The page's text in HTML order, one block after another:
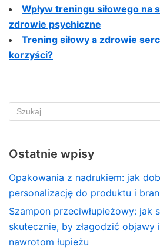
Wpływ treningu siłowego na
zdrowie psychiczne
Trening siłowy a zdrowie
korzyści?
Ostatnie wpisy
Opakowania z nadrukiem: jak
personalizację do produktu i
Szampon przeciwłupieżowy: jak
skutecznie, by złagodzić objawy
nawrotom łupieżu